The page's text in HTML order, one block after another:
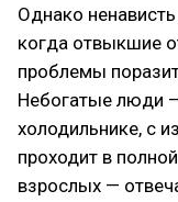
Однако
когда отвыкшие
проблемы
Небогатые люди
холодильнике, с
проходит в
взрослых —